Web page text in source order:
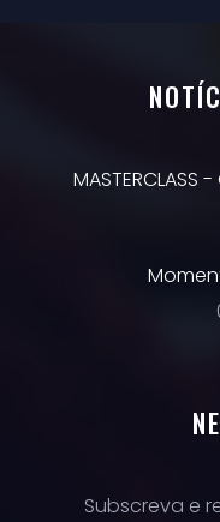
Subscreva e